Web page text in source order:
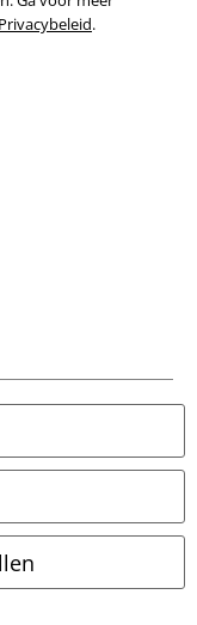
Privacybeleid.
Trousers